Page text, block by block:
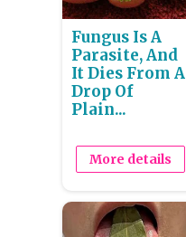
Fungus Is A
Parasite, And
It Dies From A
Drop Of
Plain...
More details